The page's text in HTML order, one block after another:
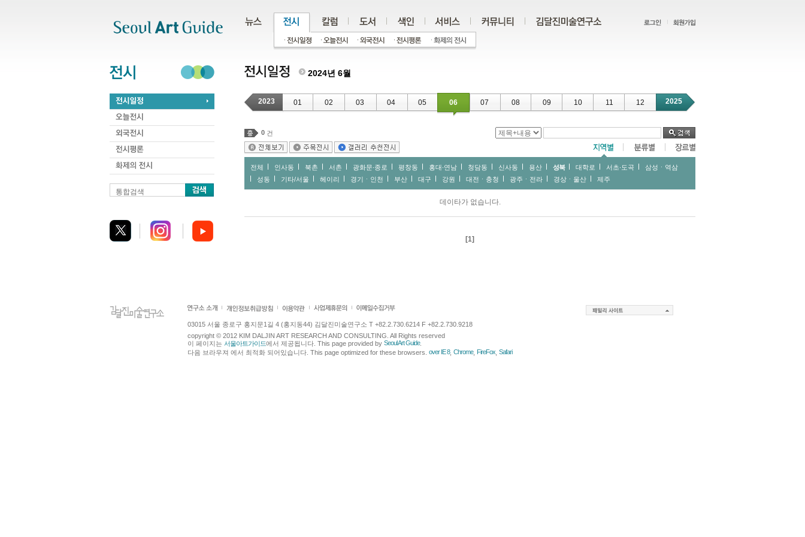
통합검색
2024년 6월
2023 01 02 03 04 05 06 07 08 09 10 11 12 2025
0 건
전체 인사동 북촌 서촌 광화문∙종로 평창동 홍대∙연남 청담동 신사동 용산 성북 대학로 서초∙도곡
삼성ㆍ역삼
성동
기타/서울 헤이리 경기ㆍ인천 부산 대구 강원 대전ㆍ충청 광주ㆍ전라 경상ㆍ울산 제주
데이타가 없습니다.
[1]
03015 서울 종로구 홍지문1길 4 (홍지동44) 김달진미술연구소 T +82.2.730.6214 F +82.2.730.9218
copyright © 2012 KIM DALJIN ART RESEARCH AND CONSULTING. All Rights reserved
이 페이지는 서울아트가이드에서 제공됩니다. This page provided by Seoul Art Guide.
다음 브라우져 에서 최적화 되어있습니다. This page optimized for these browsers. over IE 8, Chrome, FireFox Safari